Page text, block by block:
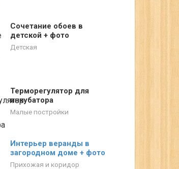
Сочетание обоев в
детской + фото
Детская
Терморегулятор для
инкубатора
Малые постройки
Интерьер веранды в
загородном доме + фото
Прихожая и коридор